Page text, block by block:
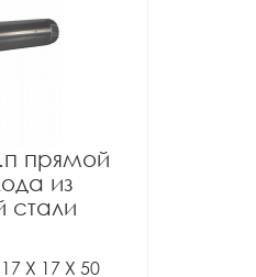
прямой
из
стали
X 17 X 50